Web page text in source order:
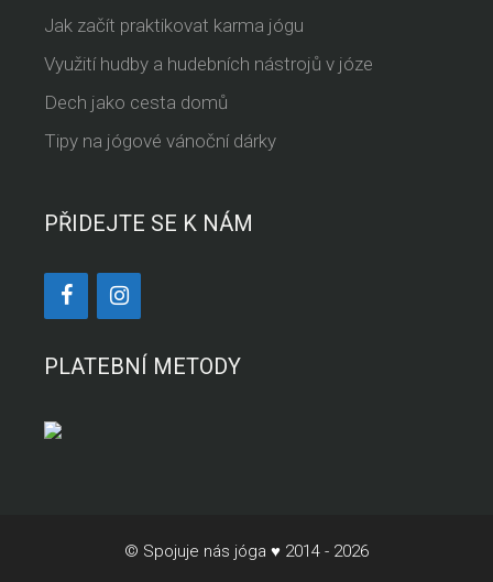
Jak začít praktikovat karma jógu
Využití hudby a hudebních nástrojů v józe
Dech jako cesta domů
Tipy na jógové vánoční dárky
PŘIDEJTE SE K NÁM
PLATEBNÍ METODY
© Spojuje nás jóga ♥ 2014 - 2026